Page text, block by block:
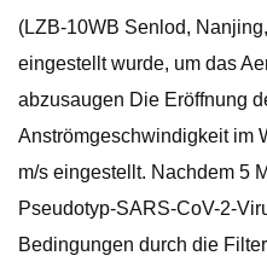
(LZB-10WB Senlod,
eingestellt wurde, um das
abzusaugen Die Eröffnung
Anströmgeschwindigkeit im
m/s eingestellt. Nachdem 5
Pseudotyp-SARS-CoV-2-
Bedingungen durch die